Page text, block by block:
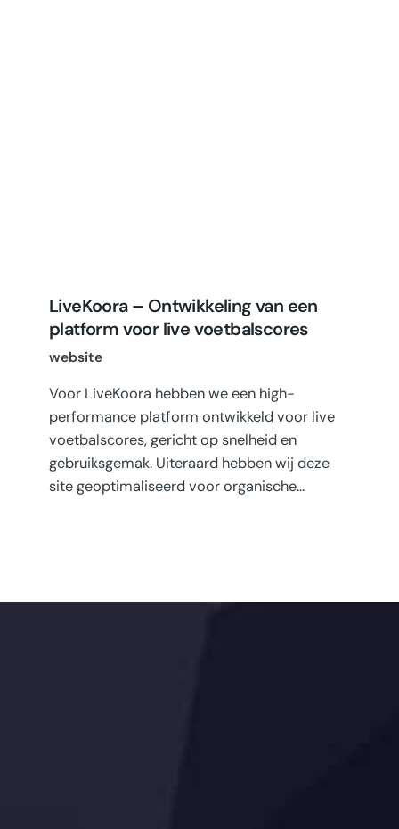
LiveKoora – Ontwikkeling van een
platform voor live voetbalscores
website
Voor LiveKoora hebben we een high-
performance platform ontwikkeld voor live
voetbalscores, gericht op snelheid en
gebruiksgemak. Uiteraard hebben wij deze
site geoptimaliseerd voor organische…